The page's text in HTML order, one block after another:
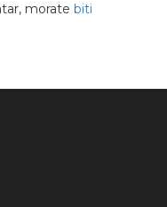
morate biti